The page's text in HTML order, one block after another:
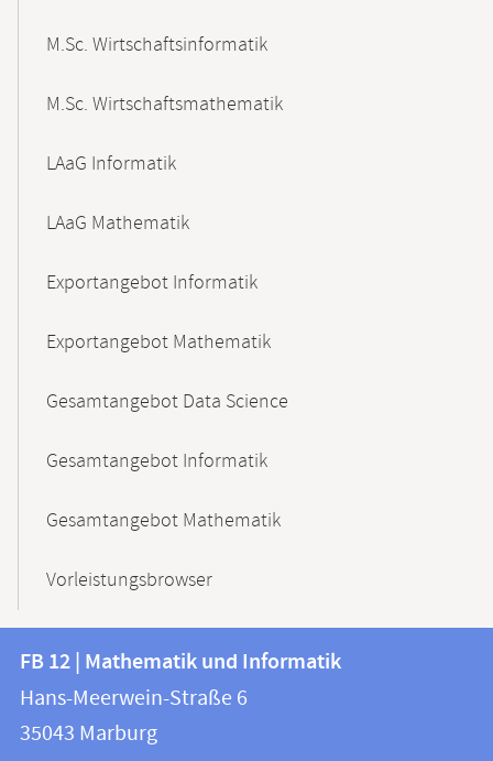
M.Sc. Wirtschaftsinformatik
M.Sc. Wirtschaftsmathematik
LAaG Informatik
LAaG Mathematik
Exportangebot Informatik
Exportangebot Mathematik
Gesamtangebot Data Science
Gesamtangebot Informatik
Gesamtangebot Mathematik
Vorleistungsbrowser
Kontakt
und
Informationen
FB
12
|
FB 12 | Mathematik und Informatik
Hans-Meerwein-Straße 6
35043 Marburg